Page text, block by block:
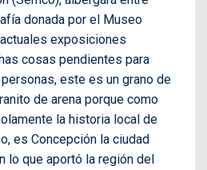
donada por el Museo
exposiciones
cosas pendientes para
este es un grano de
de arena porque como
la historia local de
es Concepción la ciudad
lo que aportó la región del